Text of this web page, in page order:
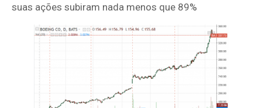
suas ações subiram nada menos que 89%